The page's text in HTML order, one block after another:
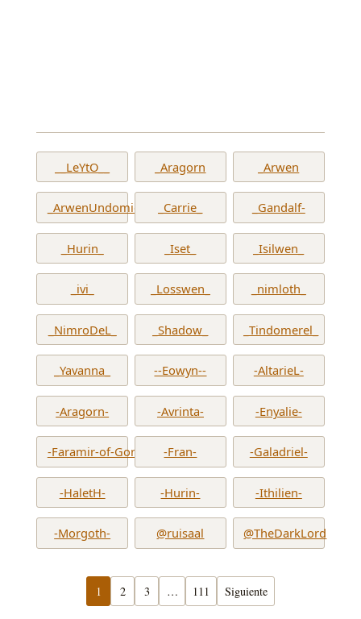
__LeYtO__ _Aragorn _Arwen
_ArwenUndomiel_ _Carrie_ _Gandalf-
_Hurin_ _Iset_ _Isilwen_
_ivi_ _Losswen_ _nimloth_
_NimroDeL_ _Shadow_ _Tindomerel_
_Yavanna_ --Eowyn-- -AltarieL-
-Aragorn- -Avrinta- -Enyalie-
-Faramir-of-Gondor- -Fran- -Galadriel-
-HaletH- -Hurin- -Ithilien-
-Morgoth- @ruisaal @TheDarkLord
1 2 3 … 111 Siguiente